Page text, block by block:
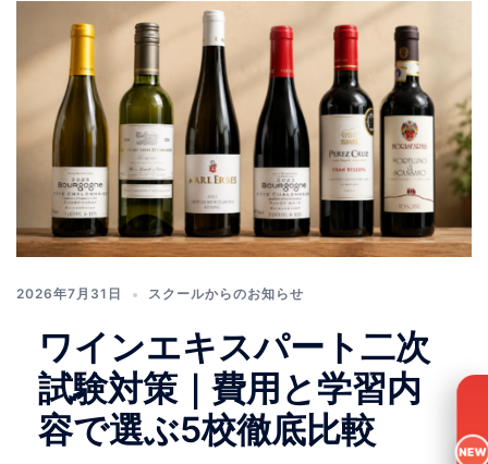
2026年7月31日 スクールからのお知らせ
ワインエキスパート二次
試験対策｜費用と学習内
容で選ぶ5校徹底比較
NEW